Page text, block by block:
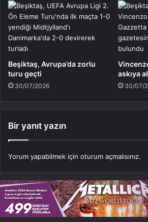
Beşiktaş, Avrupa’da zorlu
turu geçti
30/07/2026
askıya
30/07/
Bir yanıt yazın
Yorum yapabilmek için oturum açmalısınız.